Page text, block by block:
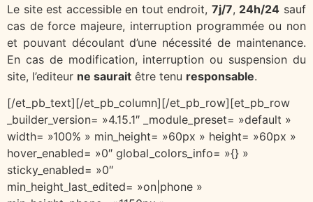
Le site est accessible en tout endroit, 7j/7, 24h/24 sauf
cas de force majeure, interruption programmée ou non
et pouvant découlant d’une nécessité de maintenance.
En cas de modification, interruption ou suspension du
site, l’editeur ne saurait être tenu responsable.
[/et_pb_text][/et_pb_column][/et_pb_row][et_pb_row
_builder_version= »4.15.1″ _module_preset= »default »
width= »100% » min_height= »60px » height= »60px »
hover_enabled= »0″ global_colors_info= »{} »
sticky_enabled= »0″
min_height_last_edited= »on|phone »